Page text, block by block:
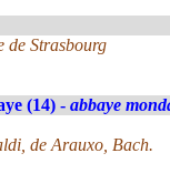
de Strasbourg
(14) - abbaye
de Arauxo, Bach.